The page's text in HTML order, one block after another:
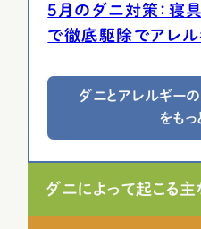
5月のダニ対策：寝
で徹底駆除でアレル
ダニとアレルギー
をもっ
ダニによって起こる